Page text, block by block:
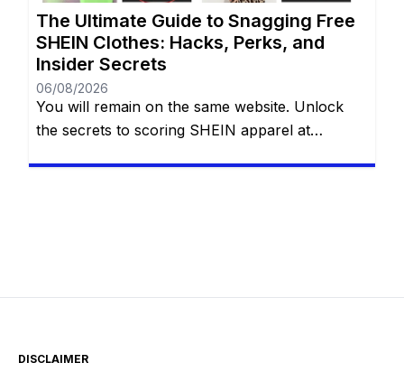
The Ultimate Guide to Snagging Free
SHEIN Clothes: Hacks, Perks, and
Insider Secrets
06/08/2026
You will remain on the same website. Unlock
the secrets to scoring SHEIN apparel at
search codes—this guide […]
DISCLAIMER